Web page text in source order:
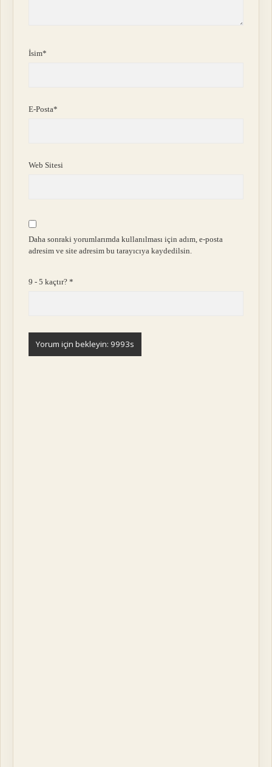
İsim*
E-Posta*
Web Sitesi
Daha sonraki yorumlarımda kullanılması için adım, e-posta
adresim ve site adresim bu tarayıcıya kaydedilsin.
9 - 5 kaçtır?*